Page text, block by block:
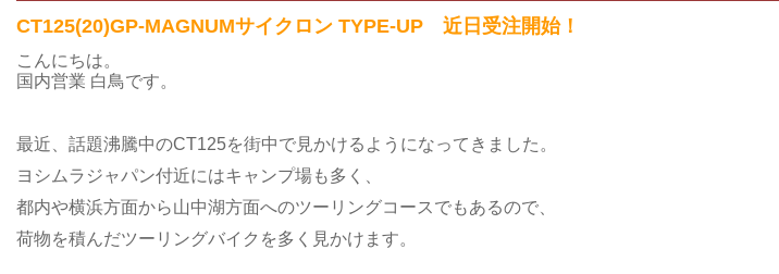
CT125(20)GP-MAGNUMサイクロン TYPE-UP 近日受注開始！
こんにちは。
国内営業 白鳥です。
最近、話題沸騰中のCT125を街中で見かけるようになってきました。
ヨシムラジャパン付近にはキャンプ場も多く、
都内や横浜方面から山中湖方面へのツーリングコースでもあるので、
荷物を積んだツーリングバイクを多く見かけます。